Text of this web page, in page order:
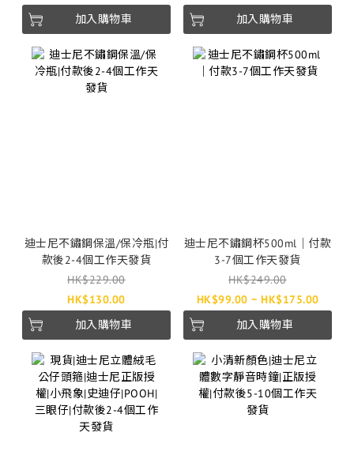
加入購物車
加入購物車
迪士尼不鏽鋼保溫/保冷瓶|付
款後2-4個工作天發貨
HK$229.00
HK$130.00
加入購物車
迪士尼不鏽鋼杯500ml｜付款
3-7個工作天發貨
HK$249.00
HK$99.00 ~ HK$175.00
加入購物車